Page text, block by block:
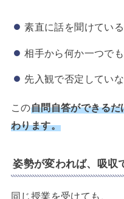
素直に話を聞けてい
相手から何か一つで
先入観で否定してい
この自問自答ができる
わります。
姿勢が変われば、吸収
同じ授業を受けても、